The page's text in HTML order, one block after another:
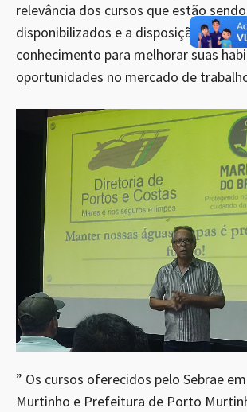
relevância dos cursos que estão sendo
disponibilizados e a disposição das
conhecimento para melhorar suas
oportunidades no mercado de
” Os cursos oferecidos pelo Sebrae
Murtinho e Prefeitura de Porto